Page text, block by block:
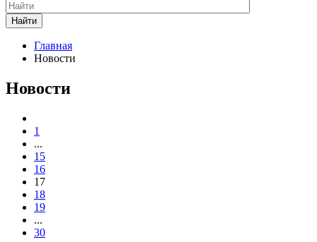
Найти
Главная
Новости
Новости
1
...
15
16
17
18
19
...
30